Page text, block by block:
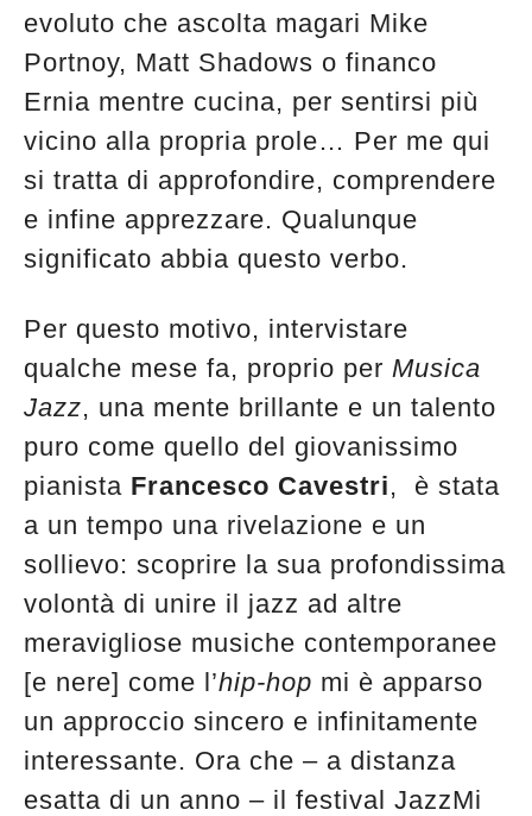
evoluto che ascolta magari Mike
Portnoy, Matt Shadows o financo
Ernia mentre cucina, per sentirsi più
vicino alla propria prole… Per me qui
si tratta di approfondire, comprendere
e infine apprezzare. Qualunque
significato abbia questo verbo.
Per questo motivo, intervistare
qualche mese fa, proprio per Musica
Jazz, una mente brillante e un talento
puro come quello del giovanissimo
pianista Francesco Cavestri, è stata
a un tempo una rivelazione e un
sollievo: scoprire la sua profondissima
volontà di unire il jazz ad altre
meravigliose musiche contemporanee
[e nere] come l’hip-hop mi è apparso
un approccio sincero e infinitamente
interessante. Ora che – a distanza
esatta di un anno – il festival JazzMi